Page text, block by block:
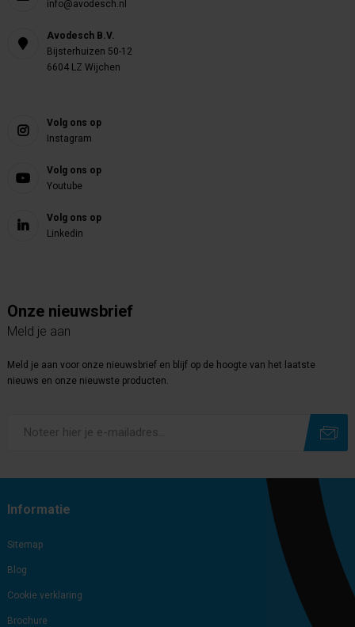
info@avodesch.nl
Avodesch B.V.
Bijsterhuizen 50-12
6604 LZ Wijchen
Volg ons op
Instagram
Volg ons op
Youtube
Volg ons op
Linkedin
Onze nieuwsbrief
Meld je aan
Meld je aan voor onze nieuwsbrief en blijf op de hoogte van het laatste
nieuws en onze nieuwste producten.
Informatie
Sitemap
Blog
Cookie verklaring
Brochure